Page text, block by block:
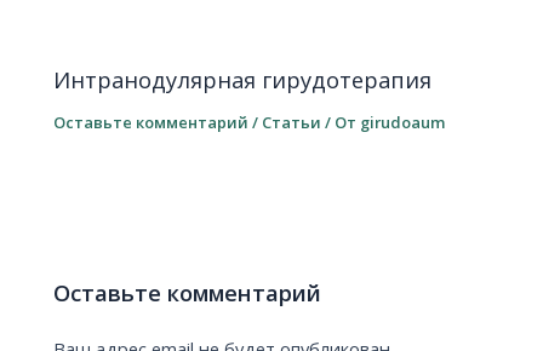
Интранодулярная гирудотерапия
Оставьте комментарий / Статьи / От girudoaum
Оставьте комментарий